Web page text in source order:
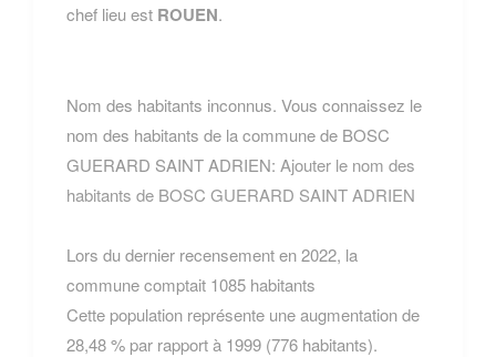
chef lieu est ROUEN.
Nom des habitants inconnus. Vous connaissez le
nom des habitants de la commune de BOSC
GUERARD SAINT ADRIEN: Ajouter le nom des
habitants de BOSC GUERARD SAINT ADRIEN
Lors du dernier recensement en 2022, la
commune comptait 1085 habitants
Cette population représente une augmentation de
28,48 % par rapport à 1999 (776 habitants).